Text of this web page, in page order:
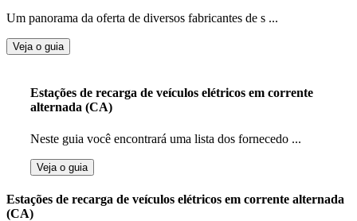
Um panorama da oferta de diversos fabricantes de s ...
Veja o guia
Estações de recarga de veículos elétricos em corrente
alternada (CA)
Neste guia você encontrará uma lista dos fornecedo ...
Veja o guia
Estações de recarga de veículos elétricos em corrente alternada
(CA)